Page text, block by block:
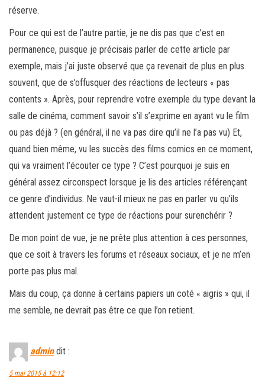
réserve.
Pour ce qui est de l’autre partie, je ne dis pas que c’est en
permanence, puisque je précisais parler de cette article par
exemple, mais j’ai juste observé que ça revenait de plus en plus
souvent, que de s’offusquer des réactions de lecteurs « pas
contents ». Après, pour reprendre votre exemple du type devant la
salle de cinéma, comment savoir s’il s’exprime en ayant vu le film
ou pas déjà ? (en général, il ne va pas dire qu’il ne l’a pas vu) Et,
quand bien même, vu les succès des films comics en ce moment,
qui va vraiment l’écouter ce type ? C’est pourquoi je suis en
général assez circonspect lorsque je lis des articles référençant
ce genre d’individus. Ne vaut-il mieux ne pas en parler vu qu’ils
attendent justement ce type de réactions pour surenchérir ?
De mon point de vue, je ne prête plus attention à ces personnes,
que ce soit à travers les forums et réseaux sociaux, et je ne m’en
porte pas plus mal.
Mais du coup, ça donne à certains papiers un coté « aigris » qui, il
me semble, ne devrait pas être ce que l’on retient.
admin dit :
5 mai 2015 à 12:12